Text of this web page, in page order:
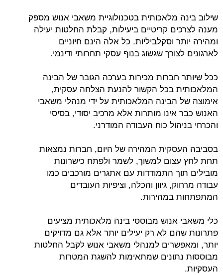
שילוב בינה מלאכותית בטכנולוגיית משאבי אנוש מספק
מענה לצרכים קריטיים ביעילות, קבלת החלטות יעילה
ומהירה יותר וסקלביליות. כל אלה הינם חיוניים
לארגונים לצורך שגשוג בנוף עסקי תחרותי ודינמי.
ככל שיותר חברות מכירות בערכה הגובר של הבינה
המלאכותית בכל הקשור להנעת הצלחה עסקית,
אימוצה של הבינה המלאכותית על ידי מנהלי משאבי
האנוש כבר אינו מותרות אלא מרכיב יסודי, בסיסי
והכרחי בניהול כוח העבודה המודרני.
בסביבה העסקית המהירה של היום, חברות נמצאות
תחת לחץ עצום למשוך, לשמר ולפתח כישרונות
מובילים תוך התמודדות עם אתגרים מורכבים כמו
עבודה מרחוק, גיוון והכלה, וציפיות העובדים
המתפתחות במהירות.
כלי משאבי אנוש מבוססי בינה מלאכותית מציעים
פתרונות שהם לא רק יעילים יותר אלא גם מדויקים
יותר, ומאפשרים למנהלי משאבי אנוש לקבל החלטות
מבוססות נתונים שמתאימות להשגת המטרות
העסקיות.